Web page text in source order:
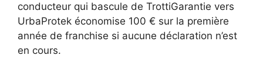
conducteur qui bascule de TrottiGarantie vers
UrbaProtek économise 100 € sur la première
année de franchise si aucune déclaration n’est
en cours.